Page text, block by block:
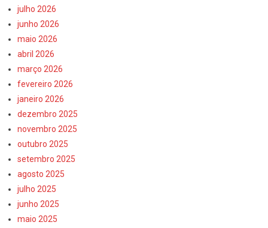
julho 2026
junho 2026
maio 2026
abril 2026
março 2026
fevereiro 2026
janeiro 2026
dezembro 2025
novembro 2025
outubro 2025
setembro 2025
agosto 2025
julho 2025
junho 2025
maio 2025